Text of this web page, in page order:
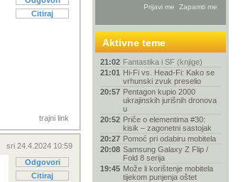
Citiraj
trajni link
sri 24.4.2024 10:59
Odgovori
Citiraj
Aktivne teme
21:02 Fantastika i SF (knjige)
21:01 Hi-Fi vs. Head-Fi: Kako se
vrhunski zvuk preselio
20:57 Pentagon kupio 2000
ukrajinskih jurišnih dronova
u
20:52 Priče o elementima #30:
kisik – zagonetni sastojak
20:27 Pomoć pri odabiru mobitela
20:08 Samsung Galaxy Z Flip /
Fold 8 serija
19:45 Može li korištenje mobitela
tijekom punjenja oštet